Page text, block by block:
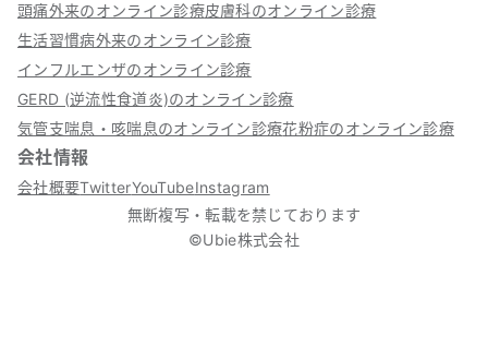
頭痛外来のオンライン診療皮膚科のオンライン診療
生活習慣病外来のオンライン診療
インフルエンザのオンライン診療
GERD (逆流性食道炎)のオンライン診療
気管支喘息・咳喘息のオンライン診療花粉症のオンライン診療
会社情報
会社概要TwitterYouTubeInstagram
無断複写・転載を禁じております
©Ubie株式会社